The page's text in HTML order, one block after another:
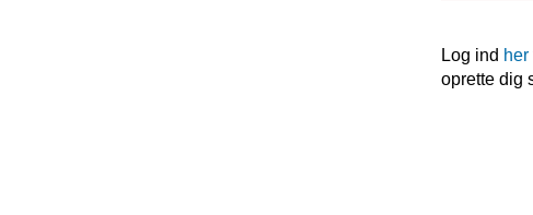
Log ind her
oprette dig